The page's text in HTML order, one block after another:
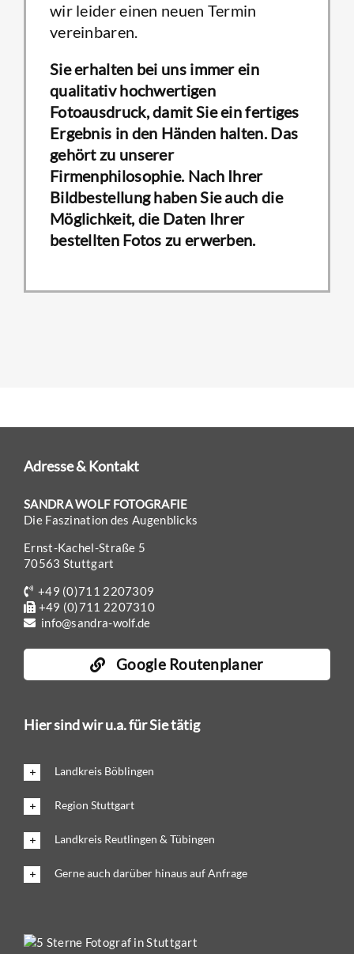
wir leider einen neuen Termin
vereinbaren.
Sie erhalten bei uns immer ein
qualitativ hochwertigen
Fotoausdruck, damit Sie ein fertiges
Ergebnis in den Händen halten. Das
gehört zu unserer
Firmenphilosophie. Nach Ihrer
Bildbestellung haben Sie auch die
Möglichkeit, die Daten Ihrer
bestellten Fotos zu erwerben.
Adresse & Kontakt
SANDRA WOLF FOTOGRAFIE
Die Faszination des Augenblicks
Ernst-Kachel-Straße 5
70563 Stuttgart
+49 (0)711 2207309
+49 (0)711 2207310
info@sandra-wolf.de
Google Routenplaner
Hier sind wir u.a. für Sie tätig
Landkreis Böblingen
Region Stuttgart
Landkreis Reutlingen & Tübingen
Gerne auch darüber hinaus auf Anfrage